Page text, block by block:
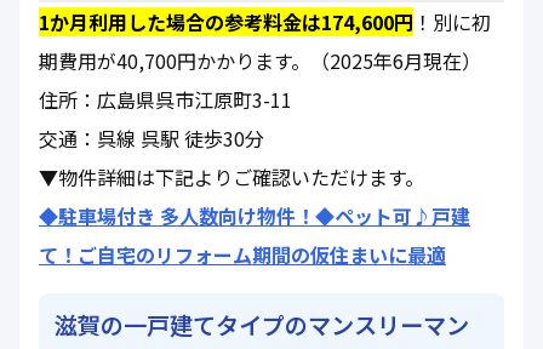
1か月利用した場合の参考料金は174,600円 ！別に初
期費用が40,700円かかります。（2025年6月現在）
住所：広島県呉市江原町3-11
交通：呉線 呉駅 徒歩30分
▼物件詳細は下記よりご確認いただけます。
◆駐車場付き 多人数向け物件！◆ペット可♪戸建
て！ご自宅のリフォーム期間の仮住まいに最適
滋賀の一戸建てタイプのマンスリーマン